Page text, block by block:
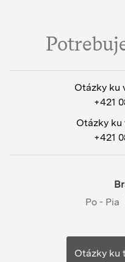
Otázky ku
+421
Otázky
+421
Po - Pia
Otázky ku